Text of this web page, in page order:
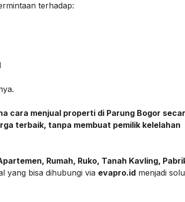
terhadap:
cara menjual properti di Parung Bogor
terbaik, tanpa membuat pemilik kelelahan
Rumah, Ruko, Tanah Kavling,
yang bisa dihubungi via evapro.id menjadi